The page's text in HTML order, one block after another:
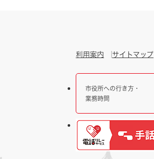
利用案内 サイトマップ
市役所への行き方・
業務時間